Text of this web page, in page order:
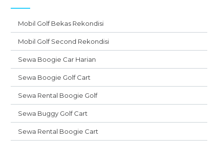
Mobil Golf Bekas Rekondisi
Mobil Golf Second Rekondisi
Sewa Boogie Car Harian
Sewa Boogie Golf Cart
Sewa Rental Boogie Golf
Sewa Buggy Golf Cart
Sewa Rental Boogie Cart